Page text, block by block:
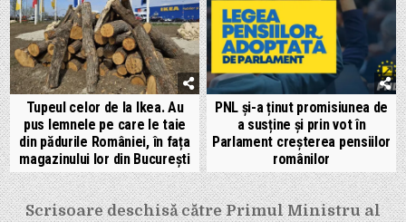
Tupeul celor de la Ikea. Au
pus lemnele pe care le taie
din pădurile României, în fața
magazinului lor din București
PNL și-a ținut promisiunea de
a susține și prin vot în
Parlament creșterea pensiilor
românilor
Navigare
Scrisoare deschisă către Primul Ministru al